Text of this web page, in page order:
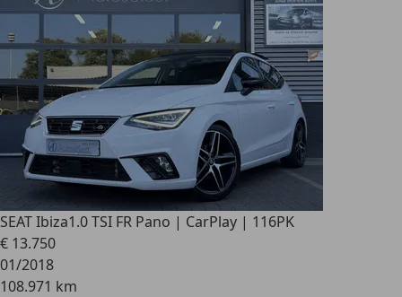
SEAT Ibiza1.0 TSI FR Pano | CarPlay | 116PK
€ 13.750
01/2018
108.971 km